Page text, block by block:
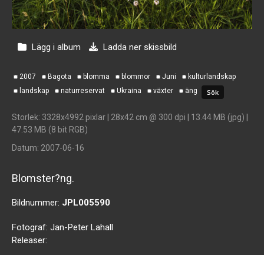
Lägg i album Ladda ner skissbild
2007 Bagota blomma blommor Juni
kulturlandskap
landskap
naturreservat Ukraina växter äng
Storlek: 3328x4992 pixlar | 28x42 cm @ 300 dpi | 13.44 MB (jpg) |
47.53 MB (8 bit RGB)
Datum: 2007-06-16
Blomster?ng.
Bildnummer: JPL005590
Fotograf: Jan-Peter Lahall
Releaser: